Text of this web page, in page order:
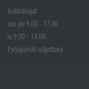
Aukioloajat
ma-pe 9.00 - 17.00
la 9.00 - 14.00
Pyhäpäivät suljettuna